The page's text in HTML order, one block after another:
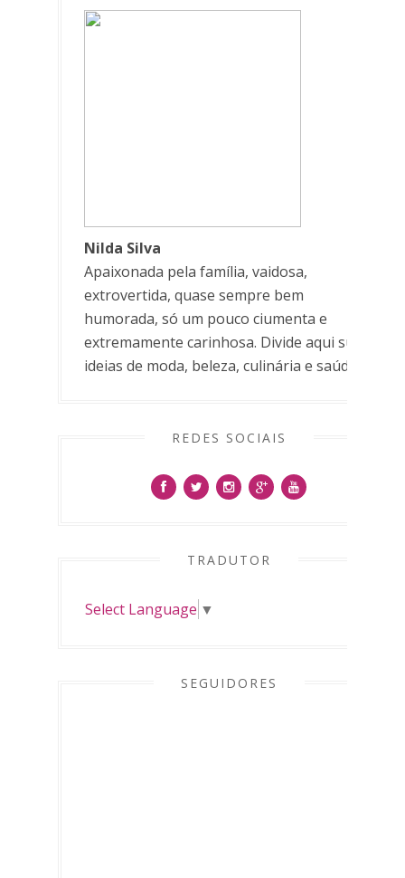
Nilda Silva
Apaixonada pela família, vaidosa,
extrovertida, quase sempre bem
humorada, só um pouco ciumenta e
extremamente carinhosa. Divide aqui suas
ideias de moda, beleza, culinária e saúde.
REDES SOCIAIS
TRADUTOR
Select Language ▼
SEGUIDORES